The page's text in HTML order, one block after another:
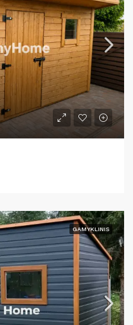
GAMYKLINIS